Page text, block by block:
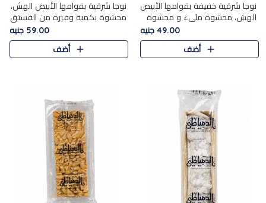
نوجا شرقية خفيفة بقوامها الأبيض
الهش، محشوة مليء و محشوة
بـكمية وفيرة من الفستق الفاخر
لتمنحك نكهة مكسرات غنية
وقرمشة مميزة في كل قطعة و
49.00 جنيه
أضف
نوجا شرقية بقوامها الأبيض الهش،
محشوة بكمية وفيرة من الفستق
الفاخر لتمنحك نكهة غنية وقرمشة
مميزة في كل قطعة، لتجربة تجمع
بين الفخامة والمذاق..
59.00 جنيه
أضف